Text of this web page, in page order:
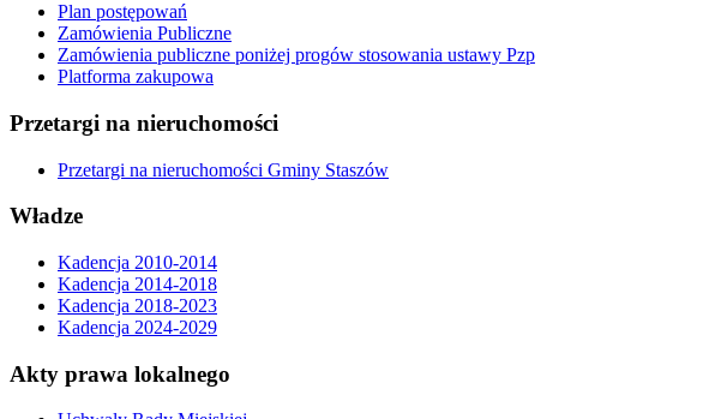
Plan postępowań
Zamówienia Publiczne
Zamówienia publiczne poniżej progów stosowania ustawy Pzp
Platforma zakupowa
Przetargi na nieruchomości
Przetargi na nieruchomości Gminy Staszów
Władze
Kadencja 2010-2014
Kadencja 2014-2018
Kadencja 2018-2023
Kadencja 2024-2029
Akty prawa lokalnego